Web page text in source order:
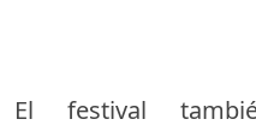
El festival